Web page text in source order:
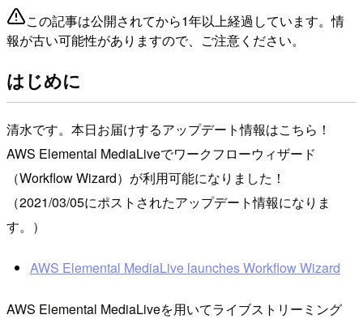
この記事は公開されてから1年以上経過しています。情
報が古い可能性がありますので、ご注意ください。
はじめに
清水です。本日お届けするアップデート情報はこちら！
AWS Elemental MediaLiveでワークフローウィザード
（Workflow Wizard）が利用可能になりました！
（2021/03/05にポストされたアップデート情報になりま
す。）
AWS Elemental MediaLive launches Workflow Wizard
AWS Elemental MediaLiveを用いてライブストリーミング